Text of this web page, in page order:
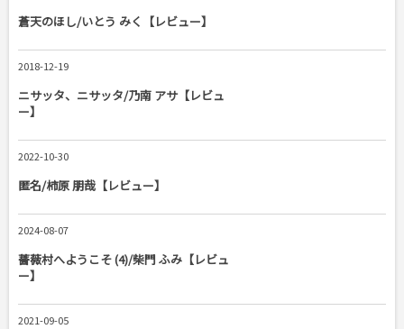
蒼天のほし/いとう みく【レビュー】
2018-12-19
ニサッタ、ニサッタ/乃南 アサ【レビュ
ー】
2022-10-30
匿名/柿原 朋哉【レビュー】
2024-08-07
薔薇村へようこそ (4)/柴門 ふみ【レビュ
ー】
2021-09-05